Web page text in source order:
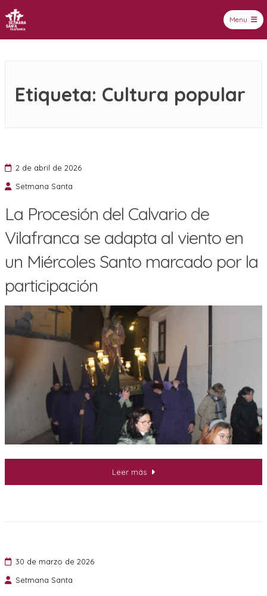
Setmana Santa Vilafranca
Menu
Etiqueta: Cultura popular
2 de abril de 2026
Setmana Santa
La Procesión del Calvario de
Vilafranca se adapta al viento en
un Miércoles Santo marcado por la
participación
Leer más
30 de marzo de 2026
Setmana Santa